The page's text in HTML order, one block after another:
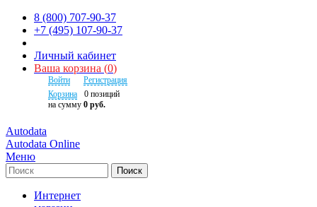
8 (800) 707-90-37
+7 (495) 107-90-37
Личный кабинет
Ваша корзина (0)
Войти
Регистрация
Корзина
0 позиций
на сумму 0 руб.
Autodata
Autodata Online
Меню
Поиск
Интернет